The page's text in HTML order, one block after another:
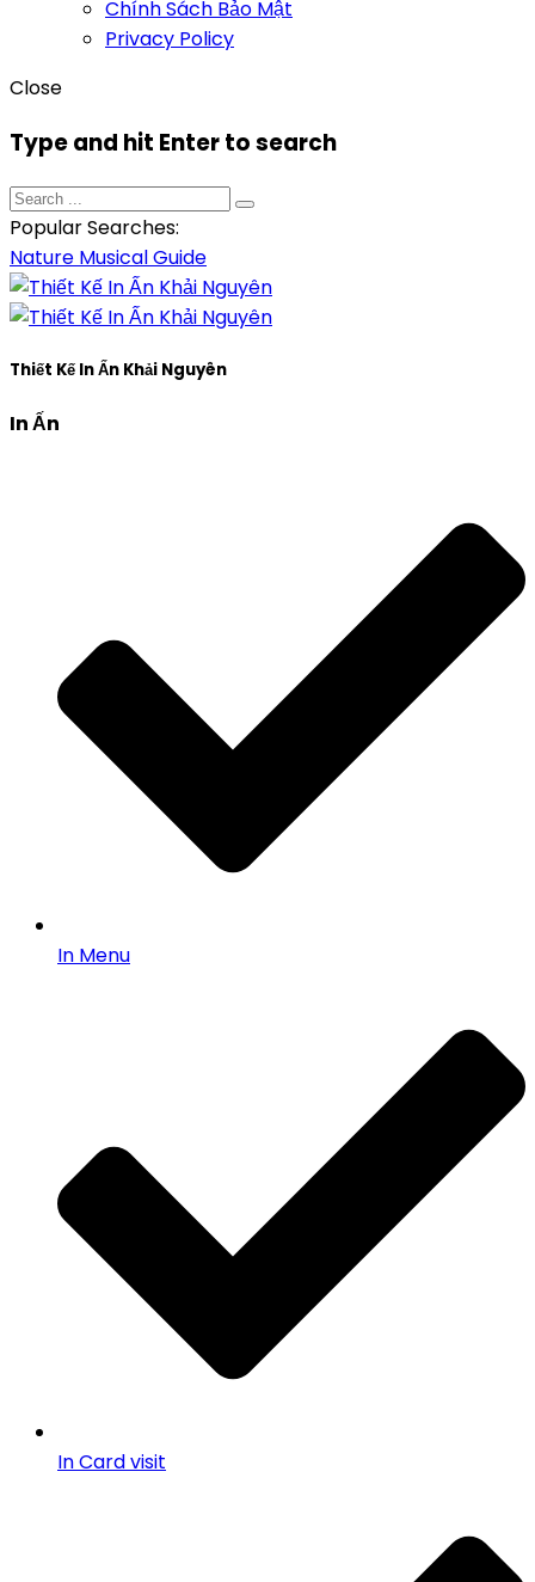
Chính Sách Bảo Mật
Privacy Policy
Close
Type and hit Enter to search
Popular Searches:
Nature MusicalGuide
Thiết Kế In Ấn Khải Nguyên
In Ấn
In Menu
In Card visit